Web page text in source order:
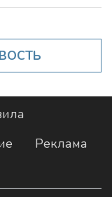
Реклама